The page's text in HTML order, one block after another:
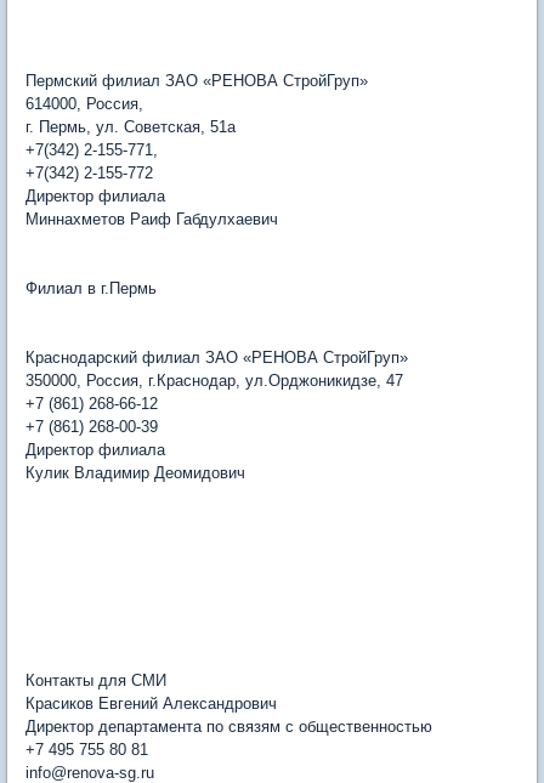
Пермский филиал ЗАО «РЕНОВА СтройГруп»
614000, Россия,
г. Пермь, ул. Советская, 51а
+7(342) 2-155-771,
+7(342) 2-155-772
Директор филиала
Миннахметов Раиф Габдулхаевич
Филиал в г.Пермь
Краснодарский филиал ЗАО «РЕНОВА СтройГруп»
350000, Россия, г.Краснодар, ул.Орджоникидзе, 47
+7 (861) 268-66-12
+7 (861) 268-00-39
Директор филиала
Кулик Владимир Деомидович
Контакты для СМИ
Красиков Евгений Александрович
Директор департамента по связям с общественностью
+7 495 755 80 81
info@renova-sg.ru